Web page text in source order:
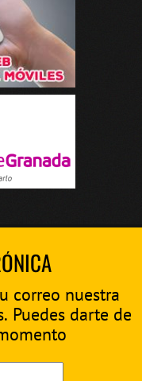
correo nuestra
Puedes darte de